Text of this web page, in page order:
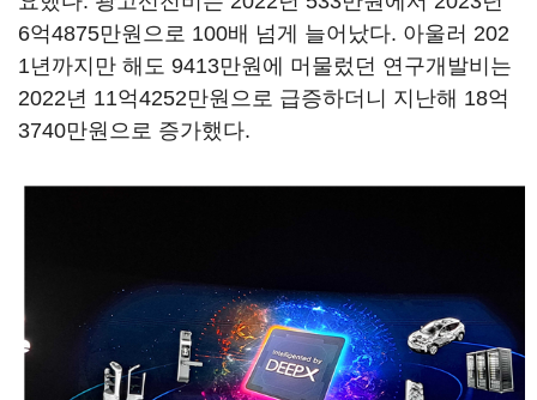
6억4875만원으로 100배 넘게 늘어났다. 아울러 202
1년까지만 해도 9413만원에 머물렀던 연구개발비는
2022년 11억4252만원으로 급증하더니 지난해 18억
3740만원으로 증가했다.